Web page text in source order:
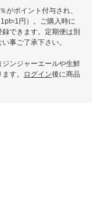
がポイント付与され、
円）。ご購入時に
できます。定期便は別
事ご了承下さい。
ンジャーエールや生鮮
す。
ログイン後に商品